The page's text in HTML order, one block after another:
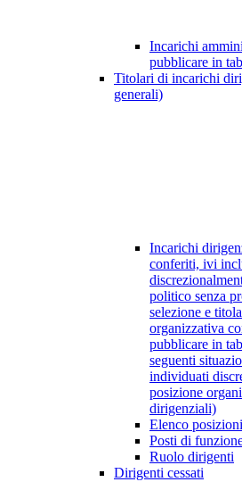
Incarichi
pubblicare in
Titolari di incarichi
generali)
Incarichi
conferiti, ivi
politico senza
selezione e
organizzativa
pubblicare in
seguenti
individuati
posizione
dirigenziali)
Elenco
Posti di
Ruolo dirigenti
Dirigenti cessati